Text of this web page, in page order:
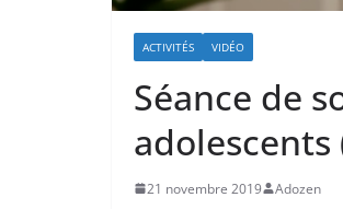
ACTIVITÉS VIDÉO
Séance de
21 novembre 2019 Adozen